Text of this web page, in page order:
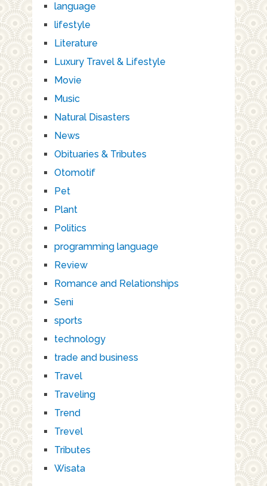
language
lifestyle
Literature
Luxury Travel & Lifestyle
Movie
Music
Natural Disasters
News
Obituaries & Tributes
Otomotif
Pet
Plant
Politics
programming language
Review
Romance and Relationships
Seni
sports
technology
trade and business
Travel
Traveling
Trend
Trevel
Tributes
Wisata